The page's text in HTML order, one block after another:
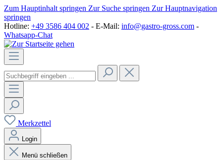
Zum Hauptinhalt springen Zur Suche springen Zur Hauptnavigation
springen
Hotline: +49 3586 404 002 - E-Mail: info@gastro-gross.com -
Whatsapp-Chat
Merkzettel
Login
Menü schließen